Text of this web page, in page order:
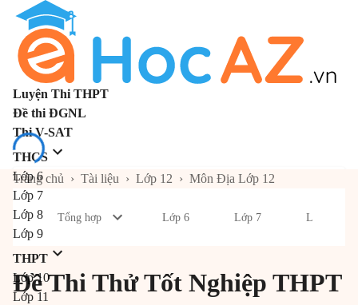
Luyện Thi THPT
Đề thi ĐGNL
Thi V-SAT
THCS
Lớp 6
Lớp 7
Lớp 8
Lớp 9
THPT
Lớp 10
Lớp 11
Trang chủ › Tài liệu › Lớp 12 › Môn Địa Lớp 12
Tổng hợp Lớp 6 Lớp 7 Lớp 8
Đề Thi Thử Tốt Nghiệp THPT